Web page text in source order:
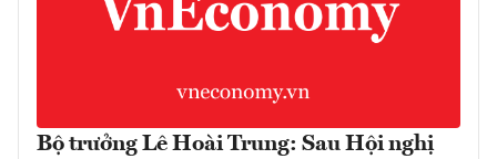
Bộ trưởng Lê Hoài Trung: Sau Hội nghị